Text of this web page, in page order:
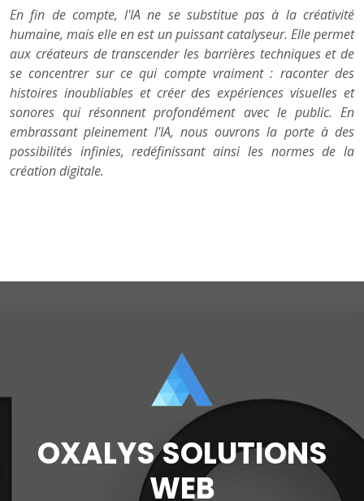
En fin de compte, l'IA ne se substitue pas à la créativité
humaine, mais elle en est un puissant catalyseur. Elle permet
aux créateurs de transcender les barrières techniques et de
se concentrer sur ce qui compte vraiment : raconter des
histoires inoubliables et créer des expériences visuelles et
sonores qui résonnent profondément avec le public. En
embrassant pleinement l'IA, nous ouvrons la porte à des
possibilités infinies, redéfinissant ainsi les normes de la
création digitale.
OXALYS SOLUTIONS
WEB